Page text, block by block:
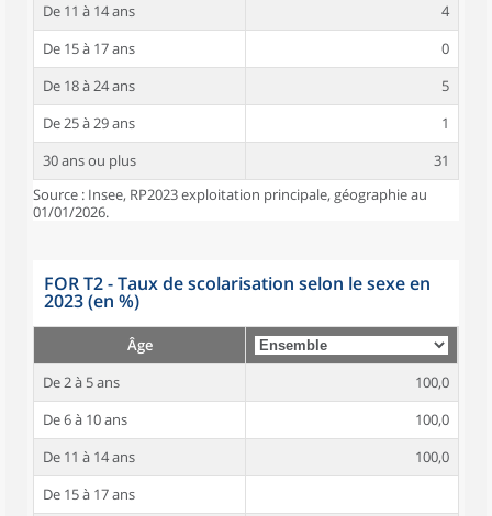
De 11 à 14 ans
4
De 15 à 17 ans
0
De 18 à 24 ans
5
De 25 à 29 ans
1
30 ans ou plus
31
Source : Insee, RP2023 exploitation principale, géographie au
01/01/2026.
FOR T2 - Taux de scolarisation selon le sexe en
2023 (en %)
Âge
De 2 à 5 ans
100,0
De 6 à 10 ans
100,0
De 11 à 14 ans
100,0
De 15 à 17 ans